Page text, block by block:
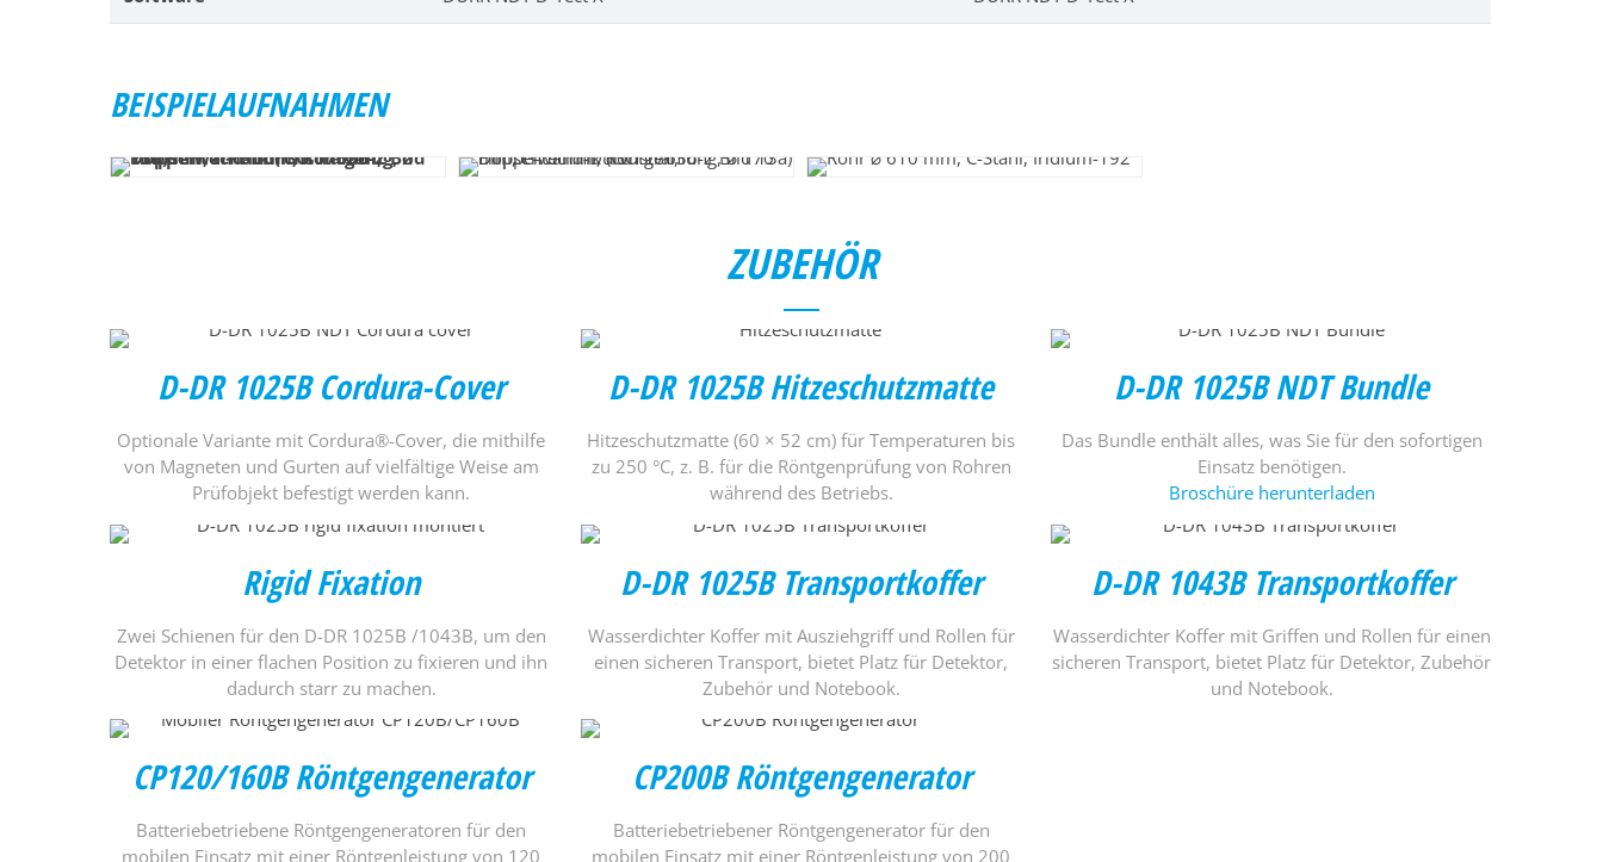
BEISPIELAUFNAHMEN
ZUBEHÖR
D-DR 1025B Cordura-Cover
Optionale Variante mit Cordura®-Cover, die mithilfe
von Magneten und Gurten auf vielfältige Weise am
Prüfobjekt befestigt werden kann.
D-DR 1025B Hitzeschutzmatte
Hitzeschutzmatte (60 × 52 cm) für Temperaturen bis
zu 250 °C, z. B. für die Röntgenprüfung von Rohren
während des Betriebs.
D-DR 1025B NDT Bundle
Das Bundle enthält alles, was Sie für den sofortigen
Einsatz benötigen.
Broschüre herunterladen
Rigid Fixation
Zwei Schienen für den D-DR 1025B /1043B, um den
Detektor in einer flachen Position zu fixieren und ihn
dadurch starr zu machen.
D-DR 1025B Transportkoffer
Wasserdichter Koffer mit Ausziehgriff und Rollen für
einen sicheren Transport, bietet Platz für Detektor,
Zubehör und Notebook.
D-DR 1043B Transportkoffer
Wasserdichter Koffer mit Griffen und Rollen für einen
sicheren Transport, bietet Platz für Detektor, Zubehör
und Notebook.
CP120/160B Röntgengenerator
Batteriebetriebene Röntgengeneratoren für den
mobilen Einsatz mit einer Röntgenleistung von 120
CP200B Röntgengenerator
Batteriebetriebener Röntgengenerator für den
mobilen Einsatz mit einer Röntgenleistung von 200